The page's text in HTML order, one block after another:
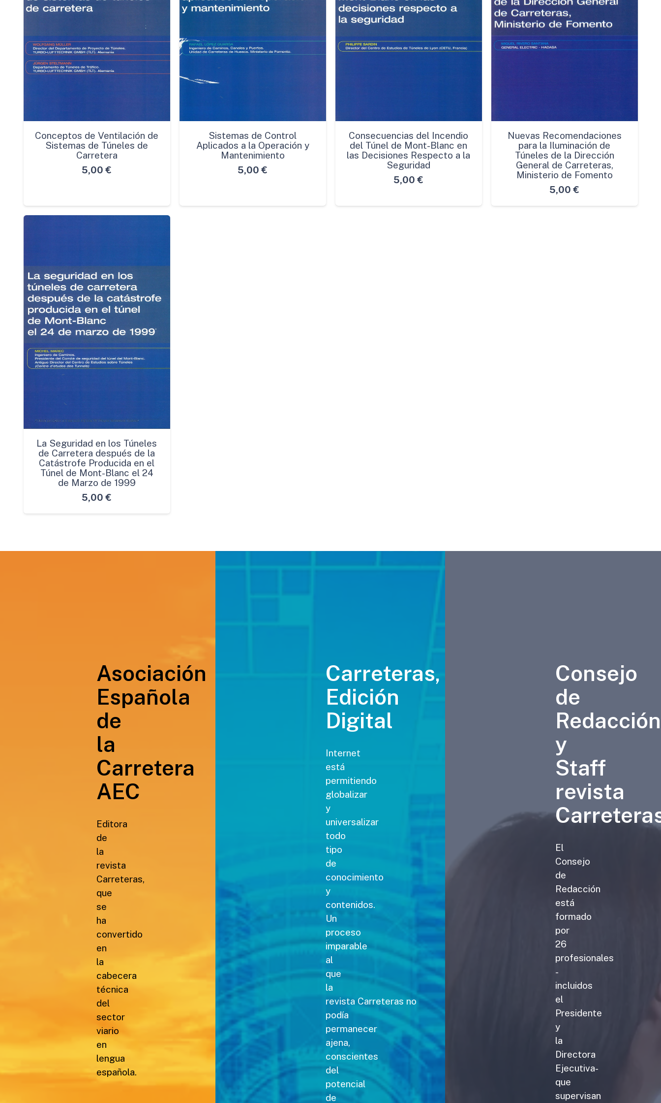
Conceptos de Ventilación de
Sistemas de Túneles de
Carretera
5,00 €
Sistemas de Control
Aplicados a la Operación y
Mantenimiento
5,00 €
Consecuencias del Incendio
del Túnel de Mont-Blanc en
las Decisiones Respecto a la
Seguridad
5,00 €
Nuevas Recomendaciones
para la Iluminación de
Túneles de la Dirección
General de Carreteras,
Ministerio de Fomento
5,00 €
La Seguridad en los Túneles
de Carretera después de la
Catástrofe Producida en el
Túnel de Mont-Blanc el 24
de Marzo de 1999
5,00 €
Asociación
Española
de
la
Carretera
AEC
Editora
de
la
revista
Carreteras,
que
se
ha
convertido
en
la
cabecera
técnica
del
sector
viario
en
lengua
española.
Carreteras,
Edición
Digital
Internet
está
permitiendo
globalizar
y
universalizar
todo
tipo
de
conocimiento
y
contenidos.
Un
proceso
imparable
al
que
la
revista Carreteras no
podía
permanecer
ajena,
conscientes
del
potencial
de
Consejo
de
Redacción
y
Staff
revista
El
Consejo
de
Redacción
está
formado
por
26
profesionales
-
incluidos
el
Presidente
y
la
Directora
Ejecutiva-
que
supervisan